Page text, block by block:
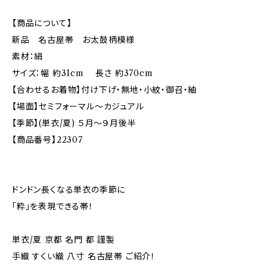
【商品について】
新品 名古屋帯 お太鼓柄模様
素材：絹
サイズ：幅 約31cm 長さ 約370cm
【合わせるお着物】付け下げ・無地・小紋・御召・紬
【場面】セミフォーマル～カジュアル
【季節】(単衣/夏) ５月～９月後半
【商品番号】22307
ドンドン長くなる単衣の季節に
「粋」を表現できる帯！
単衣/夏 京都 名門 都 謹製
手織 すくい織 八寸 名古屋帯 ご紹介！